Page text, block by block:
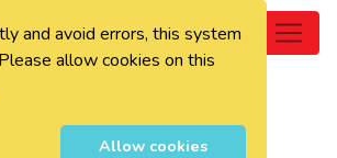
and avoid errors, this system
allow cookies on this
Allow cookies
0